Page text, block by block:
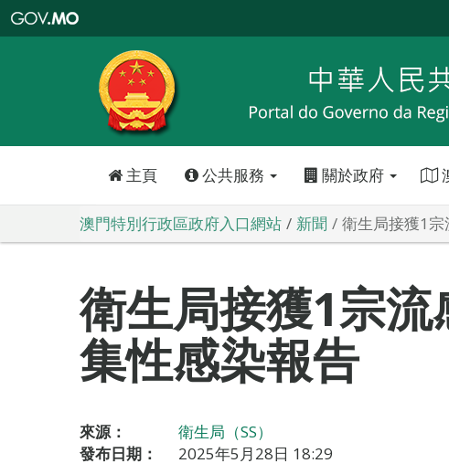
特
政
區
政
口
主頁 公共服務 關於政府
澳門特別行政區政府入口網站 新聞 衛生局接獲1
衛生局接獲1宗
集性感染報告
來源：
衛生局（SS）
發布日期：
2025年5月28日 18:29